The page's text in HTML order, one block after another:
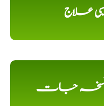
علاج
نسخہ جات